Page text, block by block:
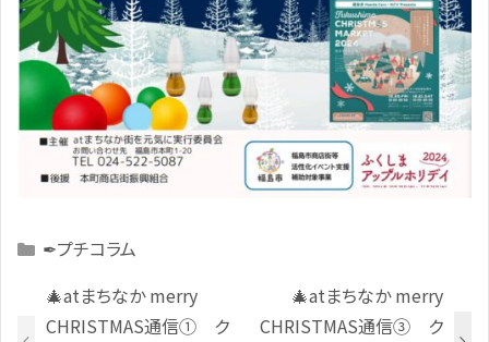
Categories
✒プチコラム
🎄atまちなか merry
CHRISTMAS通信① ク
🎄atまちなか merry
CHRISTMAS通信③ ク